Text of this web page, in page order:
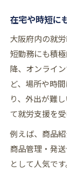
在宅や時短に
大阪府内の就
短勤務にも積
降、オンライ
ど、場所や時
り、外出が難
て就労支援を受
例えば、商品
商品管理・発
として人気で